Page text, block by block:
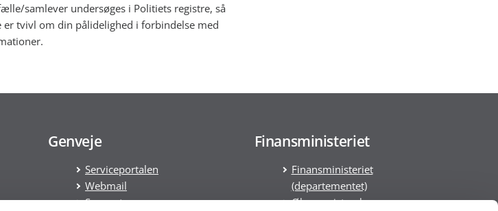
samlever undersøges i Politiets registre, så
er tvivl om din pålidelighed i forbindelse med
Genveje
Serviceportalen
Webmail
Support
Finansministeriet
Finansministeriet
(departementet)
Økonomistyrelsen